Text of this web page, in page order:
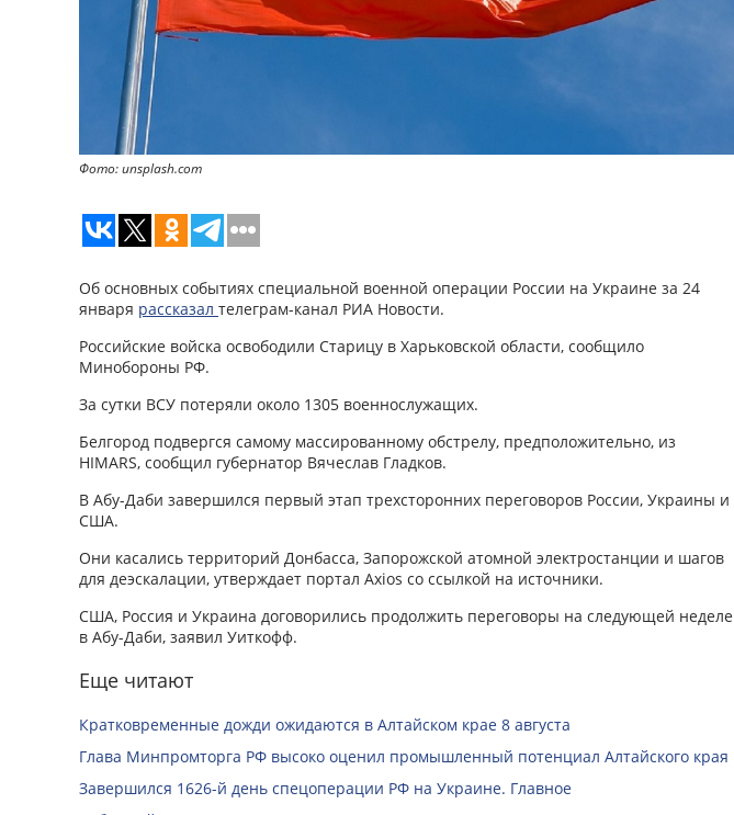
Фото: unsplash.com
Об основных событиях специальной военной операции России на Украине за 24
января рассказал телеграм-канал РИА Новости.
Российские войска освободили Старицу в Харьковской области, сообщило
Минобороны РФ.
За сутки ВСУ потеряли около 1305 военнослужащих.
Белгород подвергся самому массированному обстрелу, предположительно, из
HIMARS, сообщил губернатор Вячеслав Гладков.
В Абу-Даби завершился первый этап трехсторонних переговоров России, Украины и
США.
Они касались территорий Донбасса, Запорожской атомной электростанции и шагов
для деэскалации, утверждает портал Axios со ссылкой на источники.
США, Россия и Украина договорились продолжить переговоры на следующей неделе
в Абу-Даби, заявил Уиткофф.
Еще читают
Кратковременные дожди ожидаются в Алтайском крае 8 августа
Глава Минпромторга РФ высоко оценил промышленный потенциал Алтайского края
Завершился 1626-й день спецоперации РФ на Украине. Главное